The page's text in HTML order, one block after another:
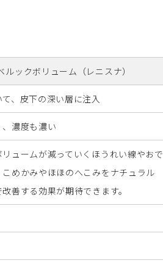
ルックボリューム（レニスナ）
、皮下の深い層に注入
濃度も濃い
ュームが減っていくほうれい線やおで
めかみやほほのへこみをナチュラル
善する効果が期待できます。